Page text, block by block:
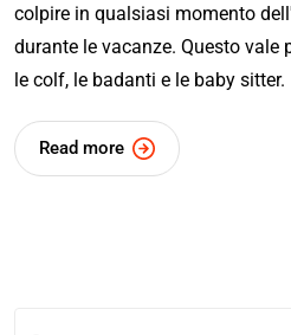
colpire in qualsiasi momento
durante le vacanze. Questo vale
le colf, le badanti e le baby sitter.
Read more